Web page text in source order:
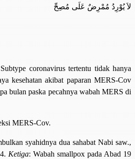
لاَ يُوْرِدُ مُمْرِضٌ عَلَى مُصِحِّ
coronavirus tertentu tidak hanya
kesehatan akibat paparan MERS-Cov
bulan paska pecahnya wabah MERS di
MERS-Cov.
syahidnya dua sahabat Nabi saw.,
Ketiga: Wabah smallpox pada Abad 19